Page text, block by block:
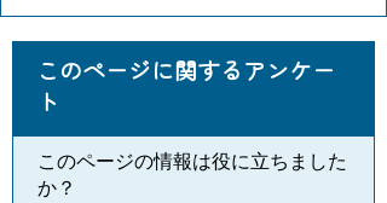
このページに関するアンケー
ト
このページの情報は役に立ちました
か？